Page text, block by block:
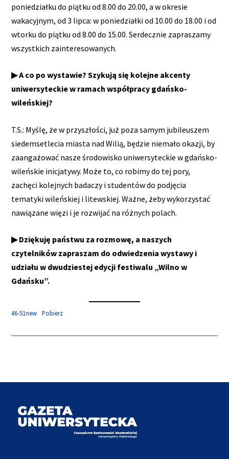
poniedziałku do piątku od 8.00 do 20.00, a w okresie
wakacyjnym, od 3 lipca: w poniedziałki od 10.00 do 18.00 i od
wtorku do piątku od 8.00 do 15.00. Serdecznie zapraszamy
wszystkich zainteresowanych.
▶ A co po wystawie? Szykują się kolejne akcenty
uniwersyteckie w ramach współpracy gdańsko-
wileńskiej?
T.S.: Myślę, że w przyszłości, już poza samym jubileuszem
siedemsetlecia miasta nad Wilią, będzie niemało okazji, by
zaangażować nasze środowisko uniwersyteckie w gdańsko-
wileńskie inicjatywy. Może to, co robimy do tej pory,
zachęci kolejnych badaczy i studentów do podjęcia
tematyki wileńskiej i litewskiej. Ważne, żeby wykorzystać
nawiązane więzi i je rozwijać na różnych polach.
▶ Dziękuję państwu za rozmowę, a naszych
czytelników zapraszam do odwiedzenia wystawy i
udziału w dwudziestej edycji festiwalu „Wilno w
Gdańsku”.
46-51new Pobierz